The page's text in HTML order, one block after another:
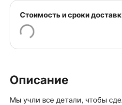
Стоимость и сроки
Описание
Мы учли все детали, чтобы